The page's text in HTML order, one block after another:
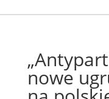
nowe